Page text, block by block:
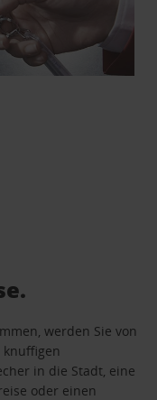
werden Sie von
in die Stadt, eine
oder einen